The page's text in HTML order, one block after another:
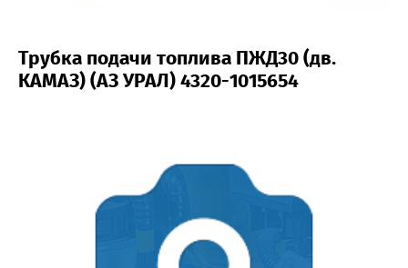
Трубка подачи топлива ПЖД30 (дв.
КАМАЗ) (АЗ УРАЛ) 4320-1015654